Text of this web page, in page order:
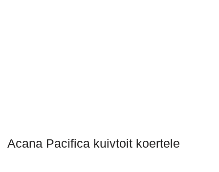
Acana Pacifica kuivtoit koertele